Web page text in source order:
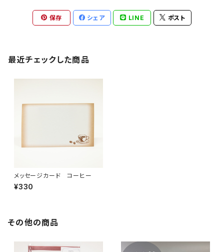
保存 シェア LINE ポスト
最近チェックした商品
メッセージカード コーヒー
¥330
その他の商品